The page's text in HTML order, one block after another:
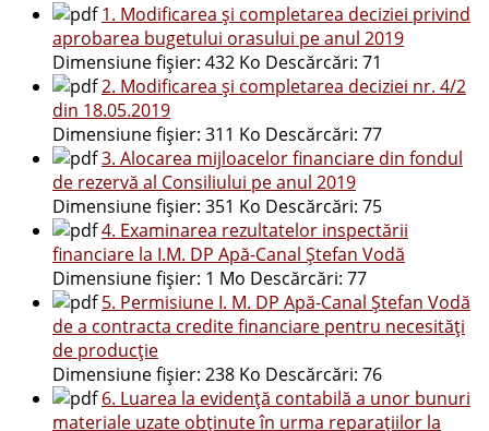
1. Modificarea și completarea deciziei privind
aprobarea bugetului orasului pe anul 2019
Dimensiune fișier: 432 Ko Descărcări: 71
2. Modificarea și completarea deciziei nr. 4/2
din 18.05.2019
Dimensiune fișier: 311 Ko Descărcări: 77
3. Alocarea mijloacelor financiare din fondul
de rezervă al Consiliului pe anul 2019
Dimensiune fișier: 351 Ko Descărcări: 75
4. Examinarea rezultatelor inspectării
financiare la I.M. DP Apă-Canal Ștefan Vodă
Dimensiune fișier: 1 Mo Descărcări: 77
5. Permisiune I. M. DP Apă-Canal Ștefan Vodă
de a contracta credite financiare pentru necesități
de producție
Dimensiune fișier: 238 Ko Descărcări: 76
6. Luarea la evidență contabilă a unor bunuri
materiale uzate obținute în urma reparațiilor la